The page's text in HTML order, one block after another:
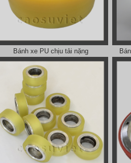
Bánh xe PU chịu tải nặng